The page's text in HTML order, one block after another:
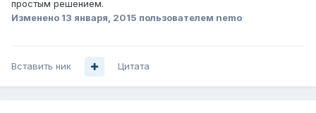
простым решением.
Изменено 13 января, 2015 пользователем nemo
Вставить ник Цитата